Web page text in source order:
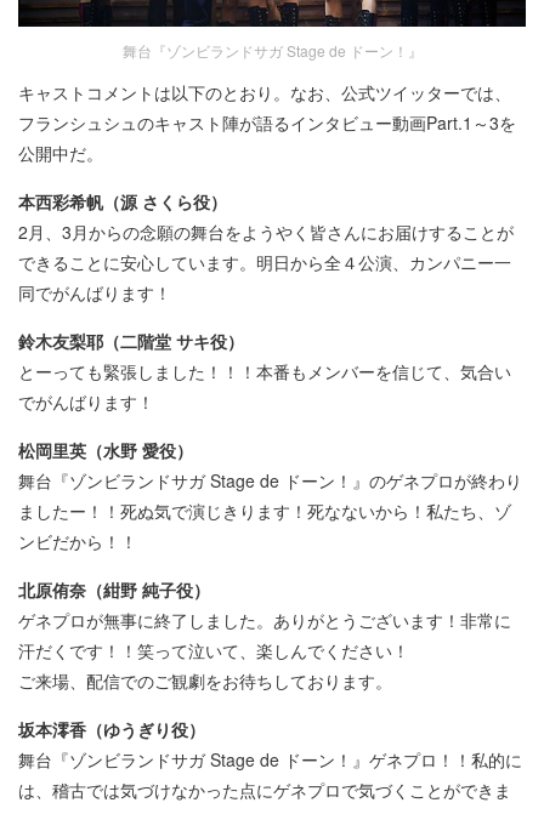
舞台『ゾンビランドサガ Stage de ドーン！』
キャストコメントは以下のとおり。なお、公式ツイッターでは、
フランシュシュのキャスト陣が語るインタビュー動画Part.1～3を
公開中だ。
本西彩希帆（源 さくら役）
2月、3月からの念願の舞台をようやく皆さんにお届けすることが
できることに安心しています。明日から全４公演、カンパニー一
同でがんばります！
鈴木友梨耶（二階堂 サキ役）
とーっても緊張しました！！！本番もメンバーを信じて、気合い
でがんばります！
松岡里英（水野 愛役）
舞台『ゾンビランドサガ Stage de ドーン！』のゲネプロが終わり
ましたー！！死ぬ気で演じきります！死なないから！私たち、ゾ
ンビだから！！
北原侑奈（紺野 純子役）
ゲネプロが無事に終了しました。ありがとうございます！非常に
汗だくです！！笑って泣いて、楽しんでください！
ご来場、配信でのご観劇をお待ちしております。
坂本澪香（ゆうぎり役）
舞台『ゾンビランドサガ Stage de ドーン！』ゲネプロ！！私的に
は、稽古では気づけなかった点にゲネプロで気づくことができま